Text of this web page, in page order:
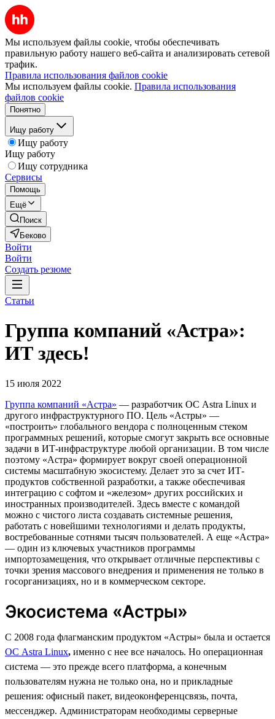
Мы используем файлы cookie, чтобы обеспечивать
правильную работу нашего веб-сайта и анализировать сетевой
трафик.
Правила использования файлов cookie
Мы используем файлы cookie. Правила использования
файлов cookie
Понятно
Ищу работу
Ищу работу
Ищу работу
Ищу сотрудника
Сервисы
Помощь
Ещё
Поиск
Беково
Войти
Войти
Создать резюме
Статьи
Группа компаний «Астра»:
ИТ здесь!
15 июля 2022
Группа компаний «Астра» — разработчик ОС Astra Linux и
другого инфраструктурного ПО. Цель «Астры» —
«построить» глобального вендора с полноценным стеком
программных решений, которые смогут закрыть все основные
задачи в ИТ-инфраструктуре любой организации. В том числе
поэтому «Астра» формирует вокруг своей операционной
системы масштабную экосистему. Делает это за счет ИТ-
продуктов собственной разработки, а также обеспечивая
интеграцию с софтом и «железом» других российских и
иностранных производителей. Здесь вместе с командой
можно с чистого листа создавать системные решения,
работать с новейшими технологиями и делать продукты,
востребованные сотнями тысяч пользователей. А еще «Астра»
— один из ключевых участников программы
импортозамещения, что открывает отличные перспективы с
точки зрения массового внедрения и применения не только в
госорганизациях, но и в коммерческом секторе.
Экосистема «Астры»
С 2008 года флагманским продуктом «Астры» была и остается
ОС Astra Linux, именно с нее все началось. Но операционная
система — это прежде всего платформа, а конечным
пользователям нужна не только она, но и прикладные
решения: офисный пакет, видеоконференцсвязь, почта,
мессенджер. Администраторам необходимы серверные